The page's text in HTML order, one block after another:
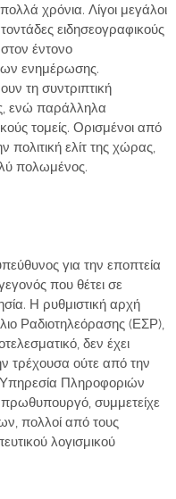
χρόνια. Λίγοι μεγάλοι
ειδησεογραφικούς
έντονο
ενημέρωσης.
τη συντριπτική
, ενώ παράλληλα
τομείς. Ορισμένοι από
πολιτική ελίτ της χώρας,
πολωμένος.
για την εποπτεία
που θέτει σε
Η ρυθμιστική αρχή
Ραδιοτηλεόρασης (ΕΣΡ),
δεν έχει
τρέχουσα ούτε από την
Πληροφοριών
συμμετείχε
πολλοί από τους
λογισμικού